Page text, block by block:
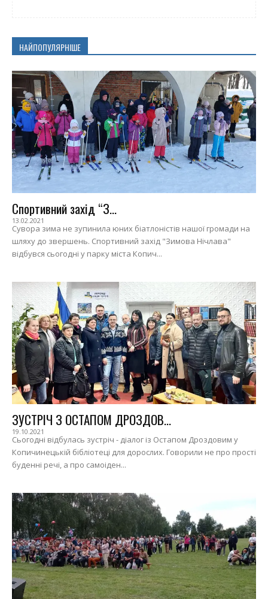
НАЙПОПУЛЯРНІШЕ
Спортивний захід “З...
13.02.2021
Сувора зима не зупинила юних біатлоністів нашої громади на
шляху до звершень. Спортивний захід "Зимова Нічлава"
відбувся сьогодні у парку міста Копич...
ЗУСТРІЧ З ОСТАПОМ ДРОЗДОВ...
19.10.2021
Сьогодні відбулась зустріч - діалог із Остапом Дроздовим у
Копичинецькій бібліотеці для дорослих. Говорили не про прості
буденні речі, а про самоіден...